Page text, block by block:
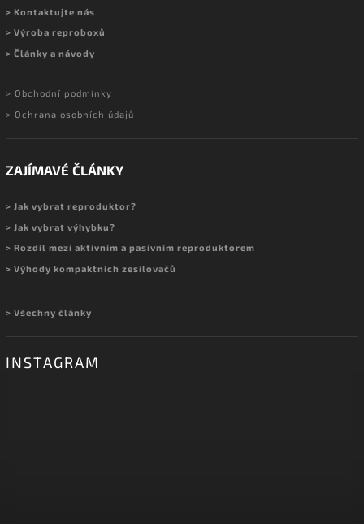
> Kontaktujte nás
> Výroba reproboxů
> Články a návody
> Obchodní podmínky
> Ochrana osobních údajů
ZAJÍMAVÉ ČLÁNKY
> Jak vybrat reproduktor?
> Jak vybrat výhybku?
> Rozdíl mezi aktivním a pasivním reproduktorem
> Výhody kompaktních zesilovačů
> Všechny články
INSTAGRAM